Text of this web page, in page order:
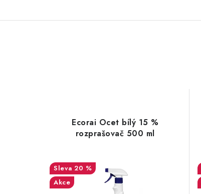
Ecorai Ocet bílý 15 %
rozprašovač 500 ml
20 %
Akce